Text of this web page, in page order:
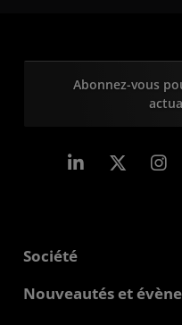
Abonnez-vous
LinkedIn
Société
À propos d'AMD
Nouveautés et